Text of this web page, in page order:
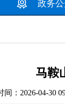
政务
马鞍
间：2026-04-